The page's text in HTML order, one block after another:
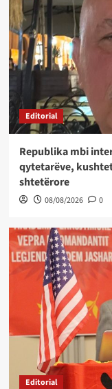
Editorial
Republika mbi
qytetarëve,
shtetërore
08/08/2026 0
Editorial